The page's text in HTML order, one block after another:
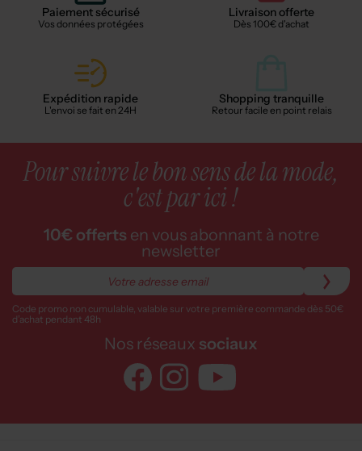
Paiement sécurisé
Vos données protégées
Livraison offerte
Dès 100€ d'achat
Expédition rapide
L'envoi se fait en 24H
Shopping tranquille
Retour facile en point relais
Pour suivre le bon sens de la mode,
c'est par ici !
10€ offerts en vous abonnant à notre
newsletter
Code promo non cumulable, valable sur votre première commande dès 50€
d’achat pendant 48h
Nos réseaux sociaux